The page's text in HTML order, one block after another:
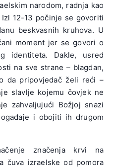
narodom, radnja kao
12-13 počinje se govoriti
beskvasnih kruhova. U
moment jer se govori o
identiteta. Dakle, usred
na sve strane – blagdan,
da pripovjedač želi reći –
slavlje kojemu čovjek ne
zahvaljujući Božjoj snazi
i obojiti ih drugom
značenja krvi na
čuva izraelske od pomora